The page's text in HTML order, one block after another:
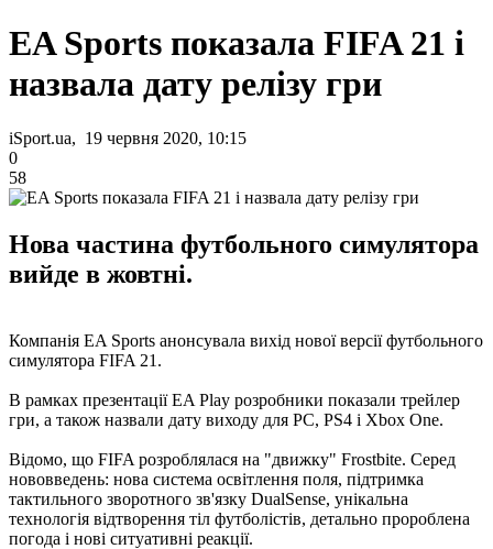
EA Sports показала FIFA 21 і
назвала дату релізу гри
iSport.ua, 19 червня 2020, 10:15
0
58
Нова частина футбольного симулятора
вийде в жовтні.
Компанія EA Sports анонсувала вихід нової версії футбольного
симулятора FIFA 21.
В рамках презентації EA Play розробники показали трейлер
гри, а також назвали дату виходу для PC, PS4 і Xbox One.
Відомо, що FIFA розроблялася на "движку" Frostbitе. Серед
нововведень: нова система освітлення поля, підтримка
тактильного зворотного зв'язку DualSense, унікальна
технологія відтворення тіл футболістів, детально пророблена
погода і нові ситуативні реакції.